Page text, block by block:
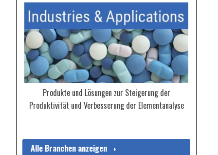
Produkte und Lösungen zur Steigerung der
Produktivität und Verbesserung der Elementanalyse
Alle Branchen anzeigen